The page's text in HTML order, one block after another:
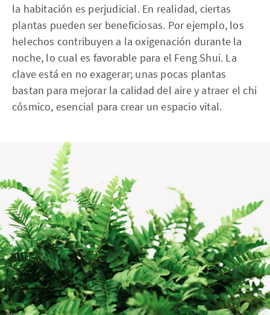
la habitación es perjudicial. En realidad, ciertas
plantas pueden ser beneficiosas. Por ejemplo, los
helechos contribuyen a la oxigenación durante la
noche, lo cual es favorable para el Feng Shui. La
clave está en no exagerar; unas pocas plantas
bastan para mejorar la calidad del aire y atraer el chi
cósmico, esencial para crear un espacio vital.